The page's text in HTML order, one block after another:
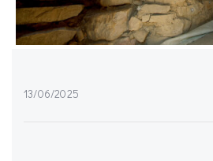
13/06/2025